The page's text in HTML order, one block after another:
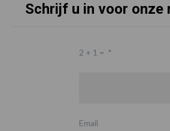
Schrijf u in voor onze
2 + 1 = *
Email